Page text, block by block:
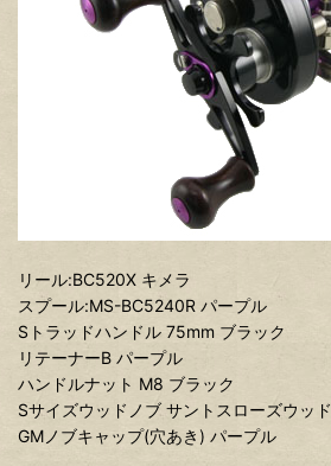
リール:BC520X キメラ
スプール:MS-BC5240R パープル
Sトラッドハンドル 75mm ブラック
リテーナーB パープル
ハンドルナット M8 ブラック
Sサイズウッドノブ サントスローズウッド
GMノブキャップ(穴あき) パープル